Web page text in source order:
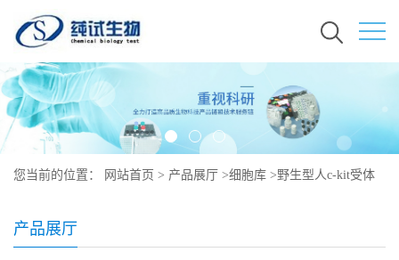
您当前的位置： 网站首页 > 产品展厅 >细胞库 >野生型人c-kit受体
产品展厅